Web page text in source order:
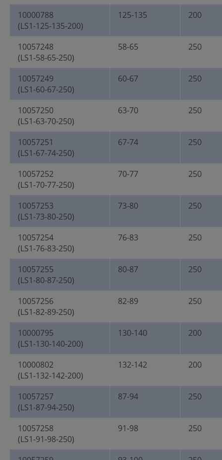
10000788
(LS1-125-135-200)
125-135 200
10057248
(LS1-58-65-250)
58-65 250
10057249
(LS1-60-67-250)
60-67 250
10057250
(LS1-63-70-250)
63-70 250
10057251
(LS1-67-74-250)
67-74 250
10057252
(LS1-70-77-250)
70-77 250
10057253
(LS1-73-80-250)
73-80 250
10057254
(LS1-76-83-250)
76-83 250
10057255
(LS1-80-87-250)
80-87 250
10057256
(LS1-82-89-250)
82-89 250
10000795
(LS1-130-140-200)
130-140 200
10000802
(LS1-132-142-200)
132-142 200
10057257
(LS1-87-94-250)
87-94 250
10057258
(LS1-91-98-250)
91-98 250